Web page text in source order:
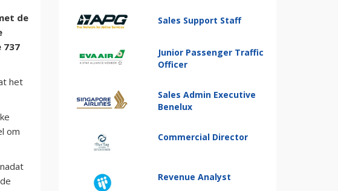
de
737
het
om
Sales Support Staff
Junior Passenger Traffic
Officer
Sales Admin Executive
Benelux
Commercial Director
Revenue Analyst